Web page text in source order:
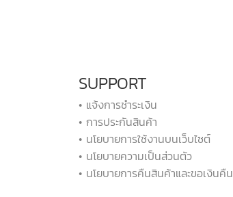
SUPPORT
• แจ้งการชำระเงิน
• การประกันสินค้า
• นโยบายการใช้งานบนเว็บไซต์
• นโยบายความเป็นส่วนตัว
• นโยบายการคืนสินค้าและขอเงินคืน